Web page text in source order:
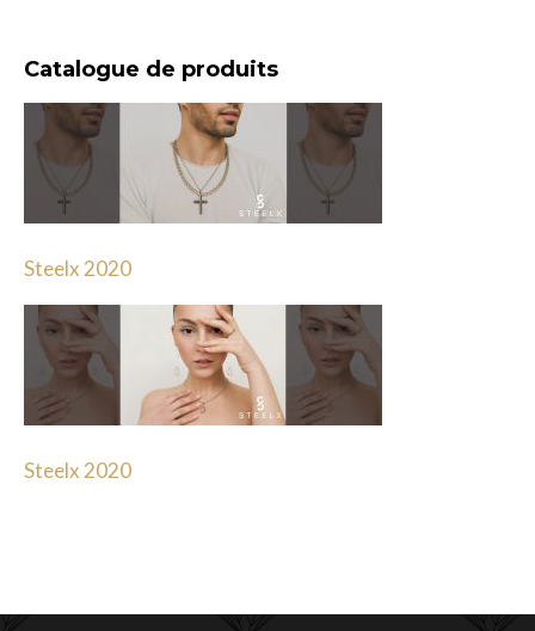
Catalogue de produits
Steelx 2020
Steelx 2020